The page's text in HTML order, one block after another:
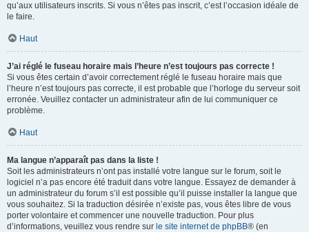
qu’aux utilisateurs inscrits. Si vous n’êtes pas inscrit, c’est l’occasion idéale de
le faire.
Haut
J’ai réglé le fuseau horaire mais l’heure n’est toujours pas correcte !
Si vous êtes certain d’avoir correctement réglé le fuseau horaire mais que
l’heure n’est toujours pas correcte, il est probable que l’horloge du serveur soit
erronée. Veuillez contacter un administrateur afin de lui communiquer ce
problème.
Haut
Ma langue n’apparaît pas dans la liste !
Soit les administrateurs n’ont pas installé votre langue sur le forum, soit le
logiciel n’a pas encore été traduit dans votre langue. Essayez de demander à
un administrateur du forum s’il est possible qu’il puisse installer la langue que
vous souhaitez. Si la traduction désirée n’existe pas, vous êtes libre de vous
porter volontaire et commencer une nouvelle traduction. Pour plus
d’informations, veuillez vous rendre sur le site internet de phpBB® (en